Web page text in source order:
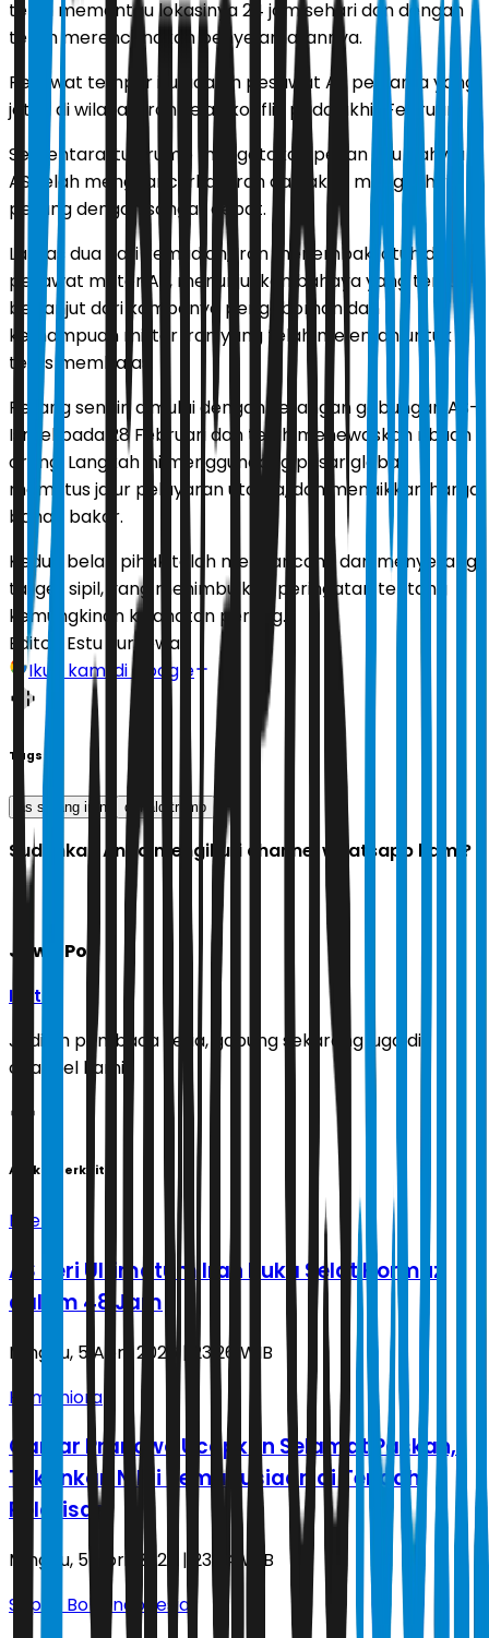
telah memantau lokasinya 24 jam sehari dan dengan
tekun merencanakan penyelamatannya.
Pesawat tempur itu adalah pesawat AS pertama yang
jatuh di wilayah Iran sejak konflik pada akhir Februari.
Sementara itu Trump mengatakan pekan lalu bahwa
AS telah menghancurkan Iran dan akan mengakhiri
perang dengan sangat cepat.
Lantas dua hari kemudian, Iran menembak jatuh dua
pesawat militer AS, menunjukkan bahaya yang terus
berlanjut dari kampanye pengeboman dan
kemampuan militer Iran yang telah melemah untuk
terus membalas.
Perang sendiri dimulai dengan serangan gabungan AS-
Israel pada 28 Februari dan telah menewaskan ribuan
orang. Langkah ini mengguncang pasar global,
memutus jalur pelayaran utama, dan menaikkan harga
bahan bakar.
Kedua belah pihak telah mengancam, dan menyerang,
target sipil, yang menimbulkan peringatan tentang
kemungkinan kejahatan perang.
Editor: Estu Suryowati
Ikuti kami di Google
Tags
as serang iran donald trump
Sudahkah Anda mengikuti channel whatsapp kami?
Jawa Pos
Ikuti
Jadilah pembaca setia, gabung sekarang juga di
channel kami!
Artikel Terkait
Energi
AS Beri Ultimatum Iran Buka Selat Hormuz
dalam 48 Jam
Minggu, 5 April 2026 | 23.26 WIB
Humaniora
Ganjar Pranowo Ucapkan Selamat Paskah,
Tekankan Nilai Kemanusiaan di Tengah
Polarisasi
Minggu, 5 April 2026 | 23.24 WIB
Sepak Bola Indonesia